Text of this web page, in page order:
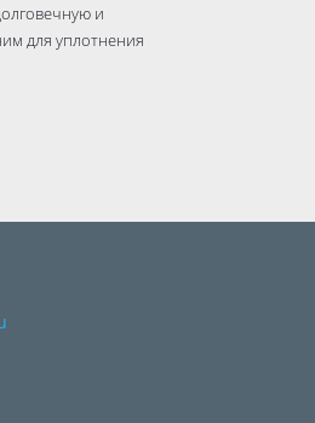
и
для уплотнения